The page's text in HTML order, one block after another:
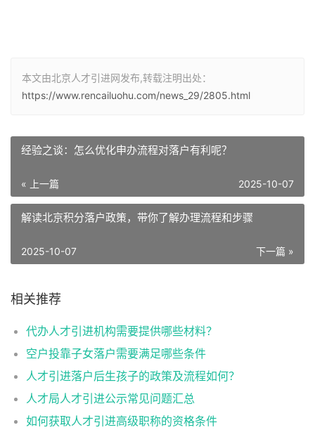
本文由北京人才引进网发布,转载注明出处：
https://www.rencailuohu.com/news_29/2805.html
经验之谈：怎么优化申办流程对落户有利呢？
« 上一篇 2025-10-07
解读北京积分落户政策，带你了解办理流程和步骤
下一篇 »
2025-10-07
相关推荐
代办人才引进机构需要提供哪些材料？
空户投靠子女落户需要满足哪些条件
人才引进落户后生孩子的政策及流程如何？
人才局人才引进公示常见问题汇总
如何获取人才引进高级职称的资格条件